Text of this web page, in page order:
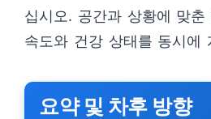
십시오. 공간과 상황에 맞
속도와 건강 상태를 동시에
요약 및 차후 방향